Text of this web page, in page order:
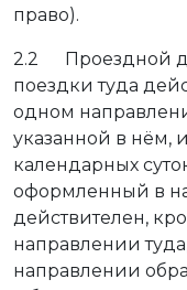
право).
2.2 Проездной
поездки туда
одном
указанной в нём,
календарных
оформленный в
действителен,
направлении
направлении